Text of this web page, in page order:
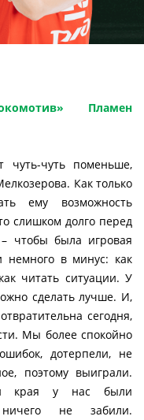
Пламен
чуть-чуть поменьше,
Как только
ему возможность
слишком долго перед
чтобы была игровая
немного в минус: как
читать ситуации. У
сделать лучше. И,
сегодня,
Мы более спокойно
дотерпели, не
поэтому выиграли.
края у нас были
ничего не забили.